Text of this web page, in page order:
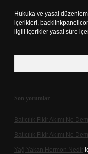
Hukuka ve yasal
içerikleri,
ilgili içerikler yasal süre
Son yorumlar
Batıcılık Fikir Akımı Ne
Batıcılık Fikir Akımı Ne
Yağ Yakan Hormon Nedir